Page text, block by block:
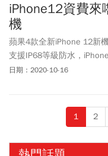
iPhone12資費
機
蘋果4款全新iPhone 12新
支援IP68等級防水，
台灣5家電信業者中以開台
1399元資費來說，iPhone
元購機，龍頭中華電則需
價，各家搶客戰火，盼藉
日期：2020-10-16
1 2